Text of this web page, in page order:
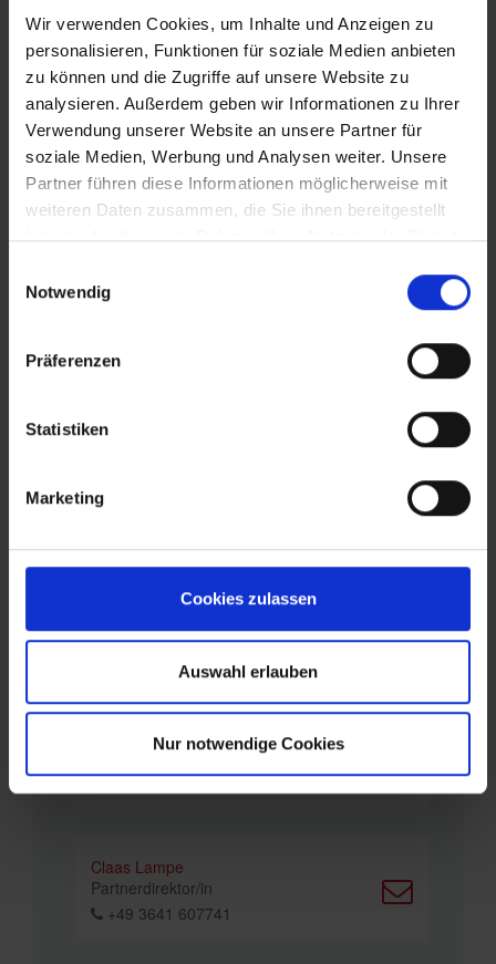
Wir verwenden Cookies, um Inhalte und Anzeigen zu
personalisieren, Funktionen für soziale Medien anbieten
zu können und die Zugriffe auf unsere Website zu
analysieren. Außerdem geben wir Informationen zu Ihrer
Verwendung unserer Website an unsere Partner für
soziale Medien, Werbung und Analysen weiter. Unsere
Partner führen diese Informationen möglicherweise mit
weiteren Daten zusammen, die Sie ihnen bereitgestellt
haben oder die sie im Rahmen Ihrer Nutzung der Dienste
Notwendig
Präferenzen
Statistiken
Marketing
Cookies zulassen
Auswahl erlauben
Nur notwendige Cookies
Olaf Müller-Stegemann
Regionale/r Admin
01633683446
Nicolai Lennartz
Regionale/r Admin
00491702464280
Regionale/r Admin
Gebietsdirektor/in
Johannes Langer
Partnerdirektor/in
Mandy Gille
Claas Lampe
Partnerdirektor/in
+49 3641 607741